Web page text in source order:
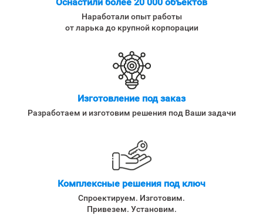
Наработали опыт работы
от ларька до крупной корпорации
Изготовление под заказ
Разработаем и изготовим решения под Ваши задачи
Комплексные решения под ключ
Спроектируем. Изготовим.
Привезем. Установим.